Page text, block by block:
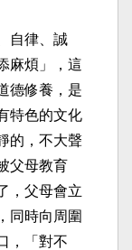
自律、誠
麻煩」，這
德修養，是
特色的文化
的，不大聲
父母教育
，父母會立
同時向周圍
，「對不